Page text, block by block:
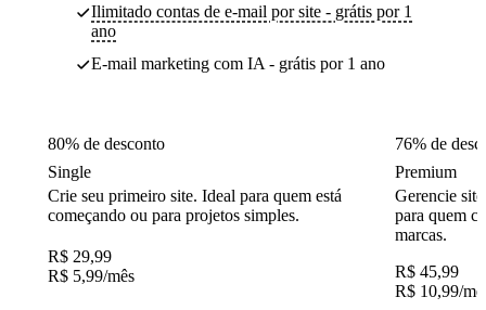
Ilimitado contas de e-mail por site - grátis por 1
ano
E-mail marketing com IA - grátis por 1 ano
80% de desconto
Single
Crie seu primeiro site. Ideal para quem está
começando ou para projetos simples.
R$ 29,99
R$ 5,99/mês
76% de
Premium
Gerencie
para quem
marcas.
R$ 45,99
R$ 10,99/